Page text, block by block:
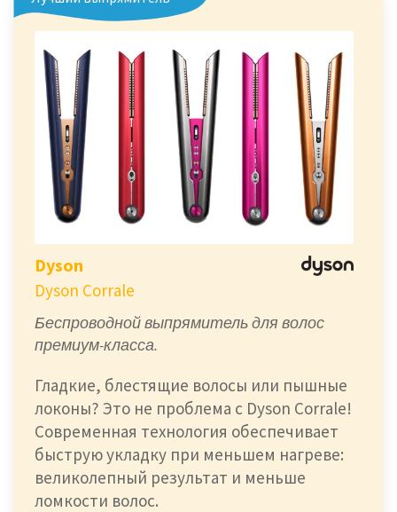
Dyson
Dyson Corrale
Беспроводной выпрямитель для волос
премиум-класса.
Гладкие, блестящие волосы или пышные
локоны? Это не проблема с Dyson Corrale!
Современная технология обеспечивает
быструю укладку при меньшем нагреве:
великолепный результат и меньше
ломкости волос.